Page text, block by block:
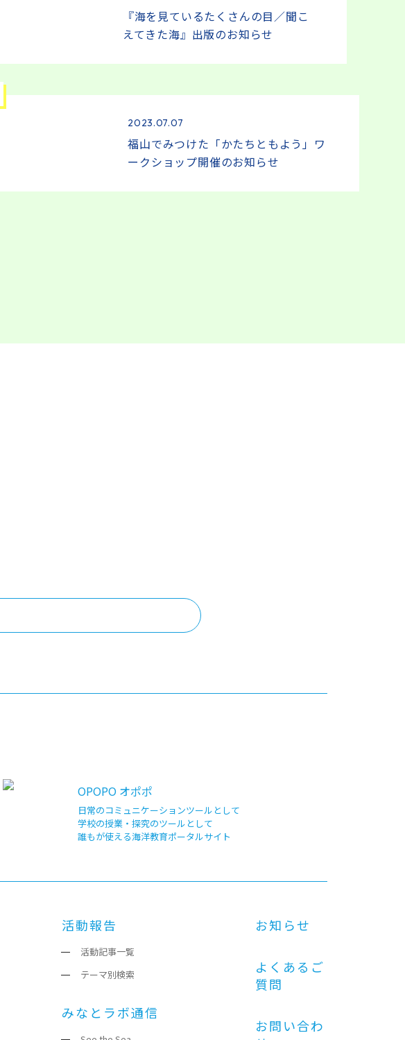
『海を見ているたくさんの目／聞こ
えてきた海』出版のお知らせ
2023.07.07
福山でみつけた「かたちともよう」ワ
ークショップ開催のお知らせ
OPOPO オポポ
日常のコミュニケーションツールとして
学校の授業・探究のツールとして
誰もが使える海洋教育ポータルサイト
活動報告
活動記事一覧
テーマ別検索
みなとラボ通信
お知らせ
よくあるご
質問
お問い合わ